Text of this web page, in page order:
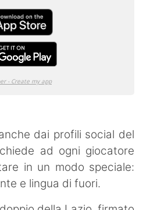
dai profili social del
ad ogni giocatore
in un modo speciale:
e lingua di fuori.